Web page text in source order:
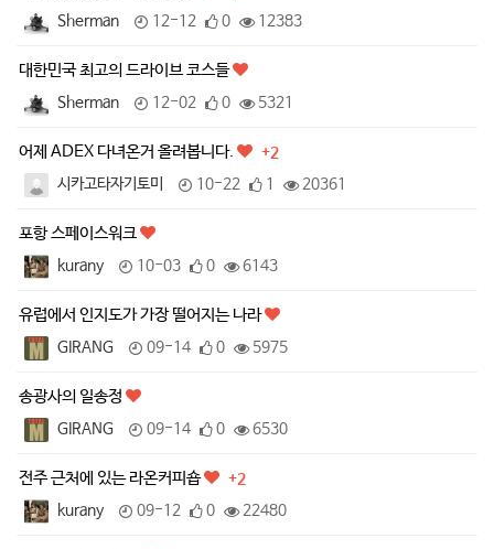
Sherman
12-12 0 12383
대한민국 최고의 드라이브 코스들
Sherman 12-02 0 5321
어제 ADEX 다녀온거 올려봅니다.
+2
시카고타자기토미
10-22 1 20361
포항 스페이스워크
kurany 10-03 0 6143
유럽에서 인지도가 가장 떨어지는 나라
GIRANG 09-14 0 5975
송광사의 일송정
GIRANG 09-14 0 6530
전주 근처에 있는 라온커피숍
+2
kurany
09-12 0 22480